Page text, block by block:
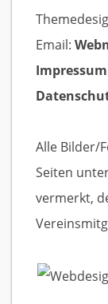
Email:
Alle Bilder/
Seiten
vermerkt,